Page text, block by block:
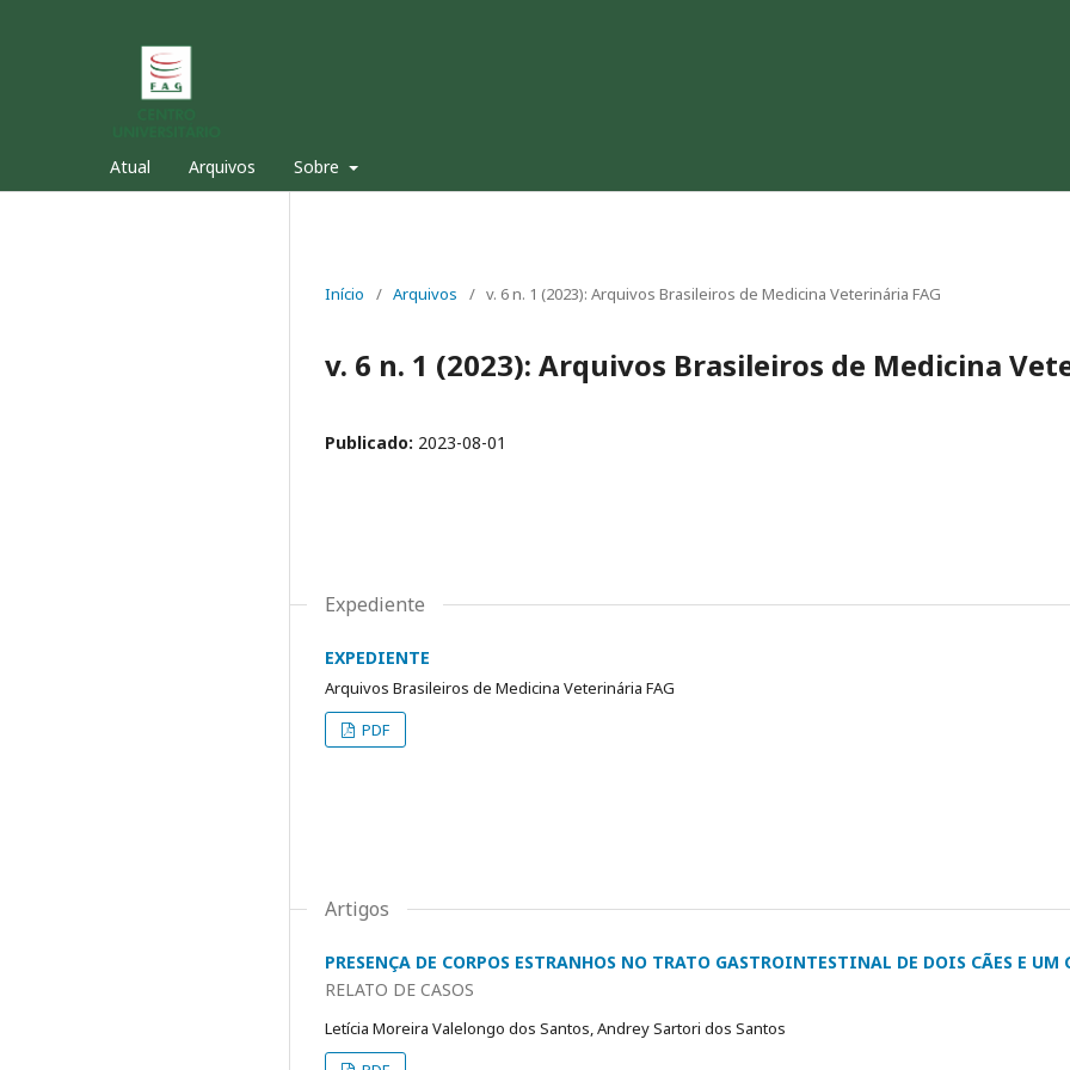
Atual Arquivos Sobre
Início / Arquivos / v. 6 n. 1 (2023): Arquivos Brasileiros de Medicina Veterinária FAG
v. 6 n. 1 (2023): Arquivos Brasileiros de Medicina
Publicado: 2023-08-01
Expediente
EXPEDIENTE
Arquivos Brasileiros de Medicina Veterinária FAG
PDF
Artigos
PRESENÇA DE CORPOS ESTRANHOS NO TRATO GASTROINTESTINAL DE DOIS CÃES E UM
RELATO DE CASOS
Letícia Moreira Valelongo dos Santos, Andrey Sartori dos Santos